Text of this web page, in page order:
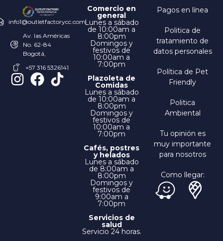
info1@outletfactorycc.com
Av. las Américas
No. 62-84
Bogotá,
+57 316 5326141
Comercio en
general
Lunes a sábado
de 10:00am a
8:00pm
Domingos y
festivos de
10:00am a
7:00pm
Plazoleta de
Comidas
Lunes a sábado
de 10:00am a
8:00pm
Domingos y
festivos de
10:00am a
7:00pm
Cafés, postres
y helados
Lunes a sábado
de 8:00am a
8:00pm
Domingos y
festivos de
9:00am a
7:00pm
Servicios de
salud
Servicio 24 horas.
Pagos en línea
Politica de
tratamiento de
datos personales
Política de Pet
Friendly
Politica
Ambiental
Tu opinión es
muy importante
para nosotros
Como llegar: